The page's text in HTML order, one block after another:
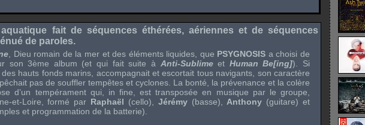
fait de séquences éthérées, aériennes et de séquences
de paroles.
, Dieu romain de la mer et des éléments liquides, que PSYGNOSIS a choisi de
son 3ème album (et qui fait suite à Anti-Sublimeet Human Be[ing]). Si
hauts fonds marins, accompagnait et escortait tous navigants, son caractère
pas de souffler tempêtes et cyclones. La bonté, la prévenance et la colère
d’un tempérament qui, in fine, est transposée en musique par le groupe,
et-Loire, formé par Raphaël (cello), Jérémy (basse), Anthony (guitare) et
et programmation de la batterie).